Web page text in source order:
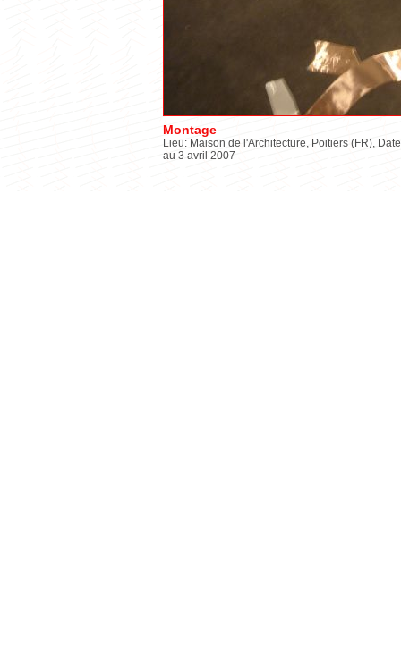
Montage
Lieu: Maison de l'Architecture, Poitiers (FR),
au 3 avril 2007